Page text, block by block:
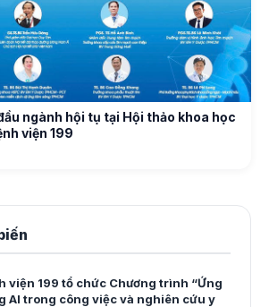
ngành hội tụ tại Hội thảo khoa học
viện 199
viện 199 tổ chức Chương trình “Ứng
AI trong công việc và nghiên cứu y